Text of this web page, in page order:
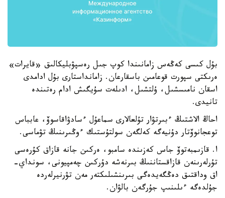
بۇل كىسى كەڭەس زامانىندا كوپ جىل رەسپۋبليكالىق «قايرات»
ەرىكتى سپورت قوعامىن باسقارعان. زامانداستارى بۇل ادامدى
اسقان نامىسشىل، ۇلتشىل، ادىلەت سۇيگىش ادام رەتىندە
تانيدى.
احاڭ الاشتىڭ ءبىرتۋار تۇلعالارى سماعۇل ءسادۋاقاسوۆ، عابباس
توعجانوۆتار دۇنيەگە كەلگەن سولتۇستىك ءوڭىرىنىڭ تۋماسى.
ا. قازىمبەتوۆ جاس كەزىندە سامبو، ەركىن جانە قازاق كۇرەسى
تۇرلەرىنەن قازاقستاننىڭ بىرنەشە دۇركىن چەمپيونى، سونداي-
اق وداقتىق دەڭگەيدەگى بىرىنشىلىكتەر مەن تۋرنيرلەردە
جۇلدەگە ءىلىنىپ جۇرگەن بالۋان.